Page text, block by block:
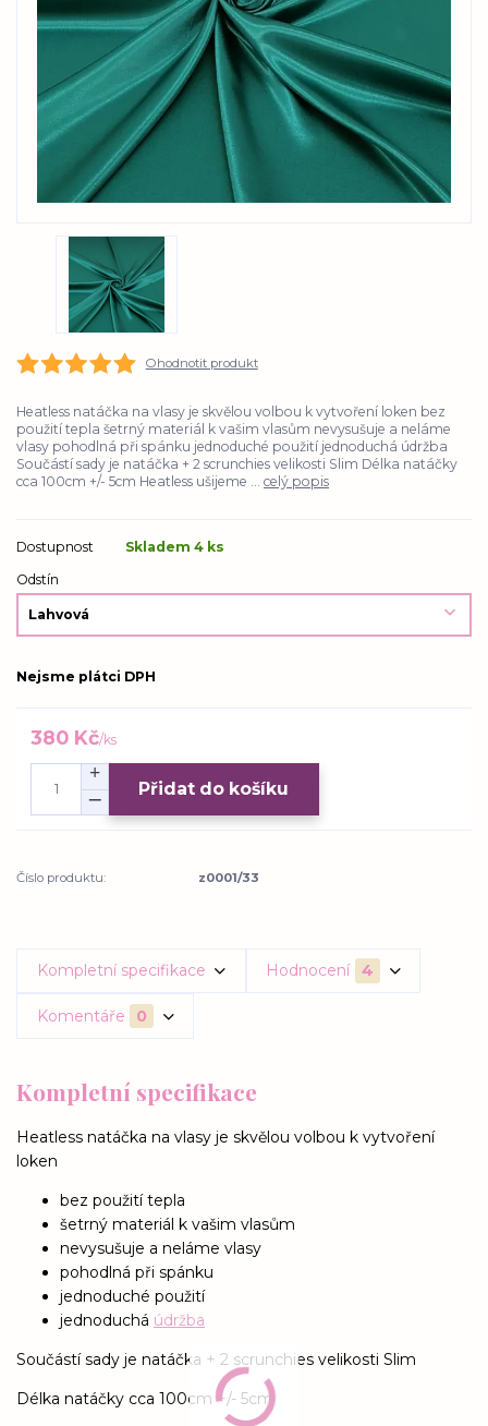
Ohodnotit produkt
Heatless natáčka na vlasy je skvělou volbou k vytvoření loken bez
použití tepla šetrný materiál k vašim vlasům nevysušuje a neláme
vlasy pohodlná při spánku jednoduché použití jednoduchá údržba
Součástí sady je natáčka + 2 scrunchies velikosti Slim Délka natáčky
cca 100cm +/- 5cm Heatless ušijeme ... celý popis
Dostupnost
Skladem 4 ks
Odstín
Nejsme plátci DPH
380 Kč/ks
Přidat do košíku
Číslo produktu: z0001/33
Kompletní specifikace Hodnocení 4
Komentáře 0
Kompletní specifikace
Heatless natáčka na vlasy je skvělou volbou k vytvoření
loken
bez použití tepla
šetrný materiál k vašim vlasům
nevysušuje a neláme vlasy
pohodlná při spánku
jednoduché použití
jednoduchá údržba
Součástí sady je natáčka + 2 scrunchies velikosti Slim
Délka natáčky cca 100cm +/- 5cm